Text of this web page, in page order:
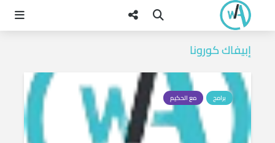
إبيفاك كورونا
برامج مع الحكيم